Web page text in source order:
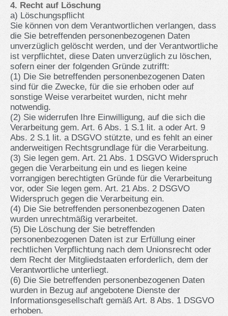
4. Recht auf Löschung
a) Löschungspflicht
Sie können von dem Verantwortlichen verlangen, dass
die Sie betreffenden personenbezogenen Daten
unverzüglich gelöscht werden, und der Verantwortliche
ist verpflichtet, diese Daten unverzüglich zu löschen,
sofern einer der folgenden Gründe zutrifft:
(1) Die Sie betreffenden personenbezogenen Daten
sind für die Zwecke, für die sie erhoben oder auf
sonstige Weise verarbeitet wurden, nicht mehr
notwendig.
(2) Sie widerrufen Ihre Einwilligung, auf die sich die
Verarbeitung gem. Art. 6 Abs. 1 S.1 lit. a oder Art. 9
Abs. 2 S.1 lit. a DSGVO stützte, und es fehlt an einer
anderweitigen Rechtsgrundlage für die Verarbeitung.
(3) Sie legen gem. Art. 21 Abs. 1 DSGVO Widerspruch
gegen die Verarbeitung ein und es liegen keine
vorrangigen berechtigten Gründe für die Verarbeitung
vor, oder Sie legen gem. Art. 21 Abs. 2 DSGVO
Widerspruch gegen die Verarbeitung ein.
(4) Die Sie betreffenden personenbezogenen Daten
wurden unrechtmäßig verarbeitet.
(5) Die Löschung der Sie betreffenden
personenbezogenen Daten ist zur Erfüllung einer
rechtlichen Verpflichtung nach dem Unionsrecht oder
dem Recht der Mitgliedstaaten erforderlich, dem der
Verantwortliche unterliegt.
(6) Die Sie betreffenden personenbezogenen Daten
wurden in Bezug auf angebotene Dienste der
Informationsgesellschaft gemäß Art. 8 Abs. 1 DSGVO
erhoben.